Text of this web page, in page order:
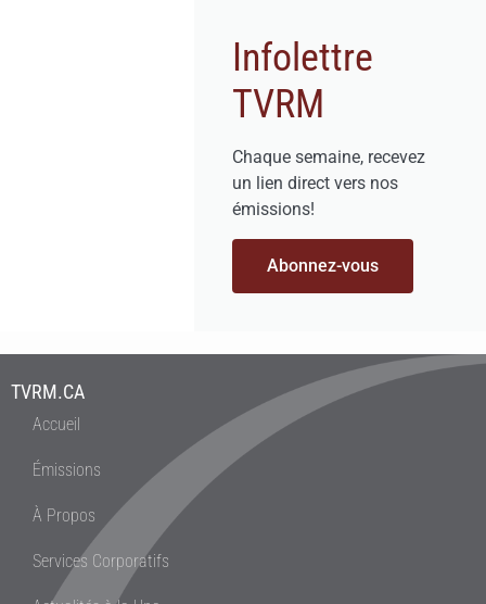
Infolettre
TVRM
Chaque semaine, recevez
un lien direct vers nos
émissions!
Abonnez-vous
TVRM.CA
Accueil
Émissions
À Propos
Services Corporatifs